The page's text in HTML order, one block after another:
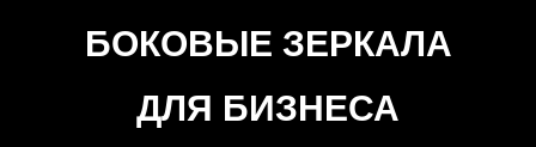
БОКОВЫЕ ЗЕРКАЛА
ДЛЯ БИЗНЕСА